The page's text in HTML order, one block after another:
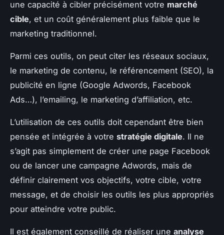
une capacité à cibler précisément votre marché
cible, et un coût généralement plus faible que le
marketing traditionnel.
Parmi ces outils, on peut citer les réseaux sociaux,
le marketing de contenu, le référencement (SEO), la
publicité en ligne (Google Adwords, Facebook
Ads…), l’emailing, le marketing d’affiliation, etc.
L’utilisation de ces outils doit cependant être bien
pensée et intégrée à votre stratégie digitale. Il ne
s’agit pas simplement de créer une page Facebook
ou de lancer une campagne Adwords, mais de
définir clairement vos objectifs, votre cible, votre
message, et de choisir les outils les plus appropriés
pour atteindre votre public.
Il est également conseillé de réaliser une analyse